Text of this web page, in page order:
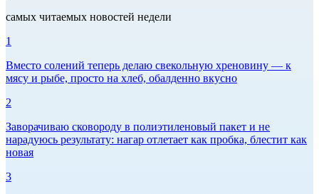
самых читаемых новостей недели
1
Вместо солений теперь делаю свекольную хреновину — к
мясу и рыбе, просто на хлеб, обалденно вкусно
2
Заворачиваю сковороду в полиэтиленовый пакет и не
нарадуюсь результату: нагар отлетает как пробка, блестит как
новая
3